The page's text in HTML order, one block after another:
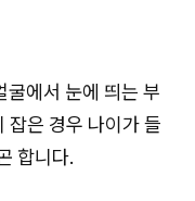
굴에서 눈에 띄는 부
잡은 경우 나이가 들
합니다.